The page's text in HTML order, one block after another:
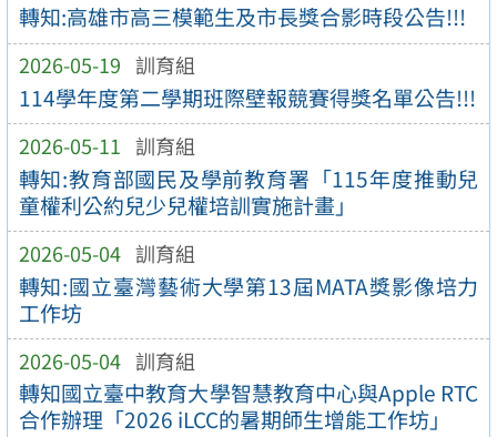
轉知:高雄市高三模範生及市長獎合影時段公告!!!
2026-05-19 訓育組
114學年度第二學期班際壁報競賽得獎名單公告!!!
2026-05-11 訓育組
轉知:教育部國民及學前教育署「115年度推動兒
童權利公約兒少兒權培訓實施計畫」
2026-05-04 訓育組
轉知:國立臺灣藝術大學第13屆MATA獎影像培力
工作坊
2026-05-04 訓育組
轉知國立臺中教育大學智慧教育中心與Apple RTC
合作辦理「2026 iLCC的暑期師生增能工作坊」